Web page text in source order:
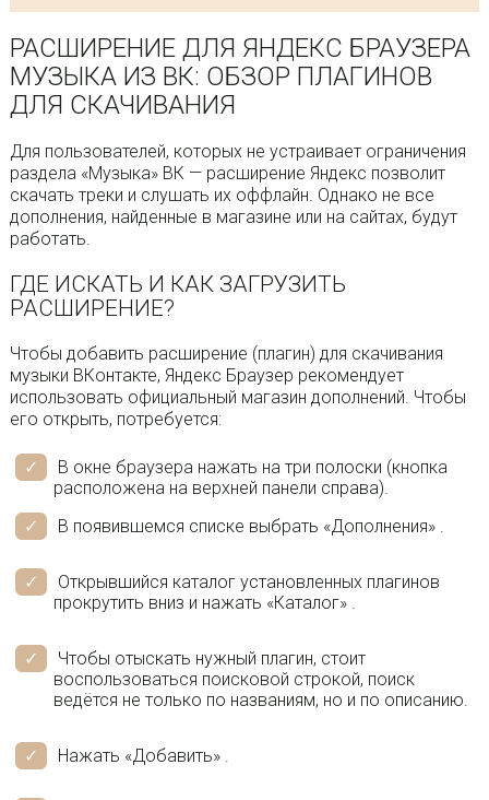
РАСШИРЕНИЕ ДЛЯ ЯНДЕКС БРАУЗЕРА
МУЗЫКА ИЗ ВК: ОБЗОР ПЛАГИНОВ
ДЛЯ СКАЧИВАНИЯ
Для пользователей, которых не устраивает ограничения
раздела «Музыка» ВК — расширение Яндекс позволит
скачать треки и слушать их оффлайн. Однако не все
дополнения, найденные в магазине или на сайтах, будут
работать.
ГДЕ ИСКАТЬ И КАК ЗАГРУЗИТЬ
РАСШИРЕНИЕ?
Чтобы добавить расширение (плагин) для скачивания
музыки ВКонтакте, Яндекс Браузер рекомендует
использовать официальный магазин дополнений. Чтобы
его открыть, потребуется:
В окне браузера нажать на три полоски (кнопка
расположена на верхней панели справа).
В появившемся списке выбрать «Дополнения» .
Открывшийся каталог установленных плагинов
прокрутить вниз и нажать «Каталог» .
Чтобы отыскать нужный плагин, стоит
воспользоваться поисковой строкой, поиск
ведётся не только по названиям, но и по описанию.
Нажать «Добавить» .